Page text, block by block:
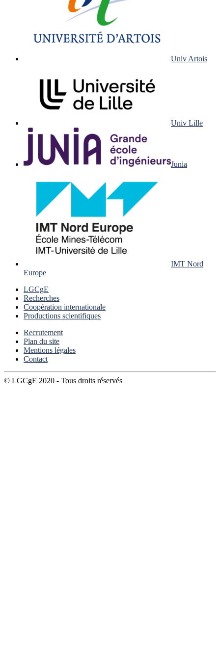
Univ Artois
Univ Lille
Junia
IMT Nord
Europe
LGCgE
Recherches
Coopération internationale
Productions scientifiques
Recrutement
Plan du site
Mentions légales
Contact
© LGCgE 2020 - Tous droits réservés